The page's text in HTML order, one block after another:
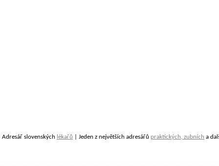
Adresář slovenských lékařů | Jeden z největších adresářů praktických, zubních a